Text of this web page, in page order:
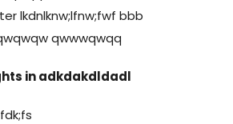
lkdnlknw;lfnw;fwf bbb
qwwwqwqq
in adkdakdldadl